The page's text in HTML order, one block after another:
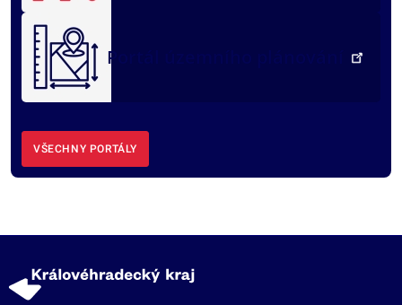
Portál územního plánování
VŠECHNY PORTÁLY